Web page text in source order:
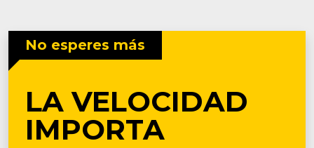
No esperes más
LA VELOCIDAD
IMPORTA